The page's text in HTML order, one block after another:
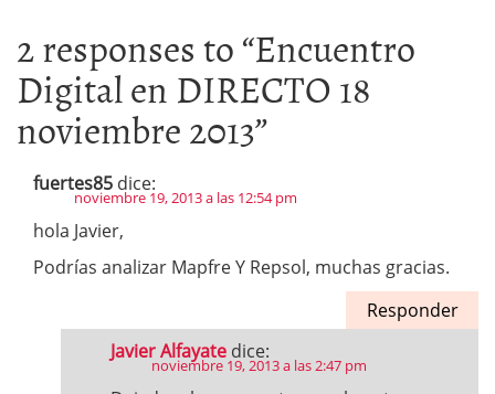
2 responses to “Encuentro
Digital en DIRECTO 18
noviembre 2013”
fuertes85 dice:
noviembre 19, 2013 a las 12:54 pm
hola Javier,
Podrías analizar Mapfre Y Repsol, muchas gracias.
Responder
Javier Alfayate dice:
noviembre 19, 2013 a las 2:47 pm